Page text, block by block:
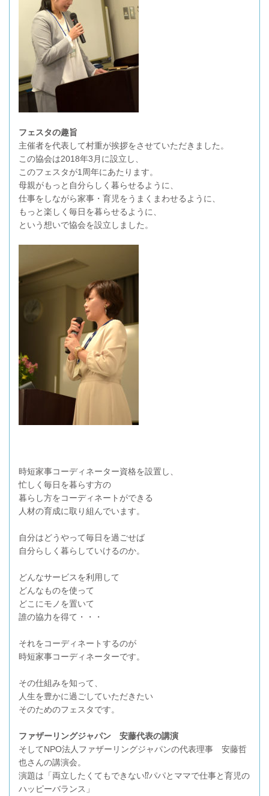
フェスタの趣旨
主催者を代表して村重が挨拶をさせていただきました。
この協会は2018年3月に設立し、
このフェスタが1周年にあたります。
母親がもっと自分らしく暮らせるように、
仕事をしながら家事・育児をうまくまわせるように、
もっと楽しく毎日を暮らせるように、
という想いで協会を設立しました。
時短家事コーディネーター資格を設置し、
忙しく毎日を暮らす方の
暮らし方をコーディネートができる
人材の育成に取り組んでいます。
自分はどうやって毎日を過ごせば
自分らしく暮らしていけるのか。
どんなサービスを利用して
どんなものを使って
どこにモノを置いて
誰の協力を得て・・・
それをコーディネートするのが
時短家事コーディネーターです。
その仕組みを知って、
人生を豊かに過ごしていただきたい
そのためのフェスタです。
ファザーリングジャパン 安藤代表の講演
そしてNPO法人ファザーリングジャパンの代表理事 安藤哲
也さんの講演会。
演題は「両立したくてもできない⁉パパとママで仕事と育児の
ハッピーバランス」